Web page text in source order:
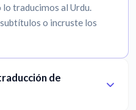
lo traducimos al Urdu.
o incruste los
de